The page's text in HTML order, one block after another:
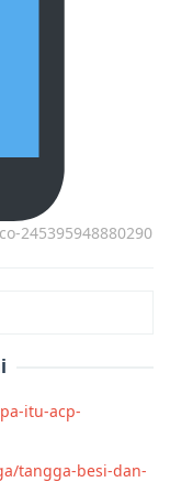
245395948880290
itu-acp-
tangga-besi-dan-